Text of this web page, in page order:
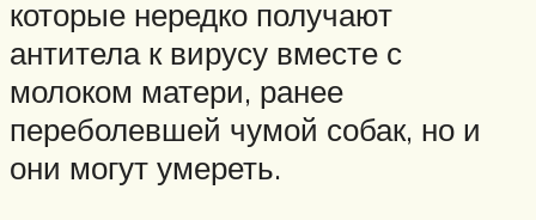
которые нередко получают
антитела к вирусу вместе с
молоком матери, ранее
переболевшей чумой собак, но и
они могут умереть.